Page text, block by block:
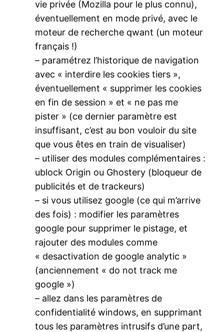
vie privée (Mozilla pour le plus connu),
éventuellement en mode privé, avec le
moteur de recherche qwant (un moteur
français !)
– paramétrez l’historique de navigation
avec « interdire les cookies tiers »,
éventuellement « supprimer les cookies
en fin de session » et « ne pas me
pister » (ce dernier paramètre est
insuffisant, c’est au bon vouloir du site
que vous êtes en train de visualiser)
– utiliser des modules complémentaires :
ublock Origin ou Ghostery (bloqueur de
publicités et de trackeurs)
– si vous utilisez google (ce qui m’arrive
des fois) : modifier les paramètres
google pour supprimer le pistage, et
rajouter des modules comme
« desactivation de google analytic »
(anciennement « do not track me
google »)
– allez dans les paramètres de
confidentialité windows, en supprimant
tous les paramètres intrusifs d’une part,